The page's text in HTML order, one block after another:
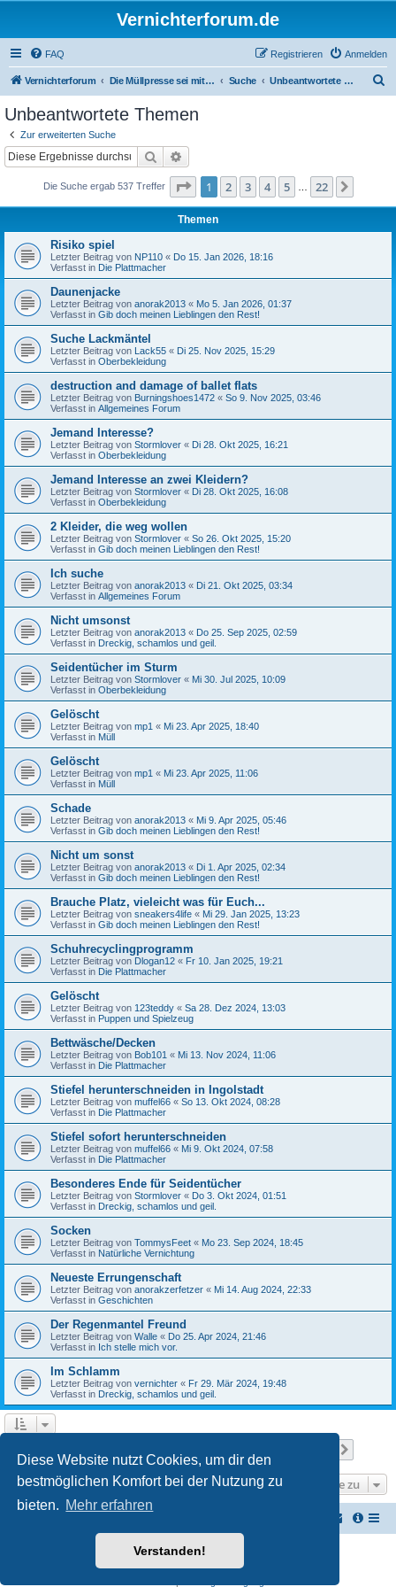
Diese Website nutzt Cookies, um dir den
bestmöglichen Komfort bei der Nutzung zu
bieten. Mehr erfahren
Verstanden!
Vernichterforum.de
FAQ Anmelden
Registrieren
Vernichterforum Die Müllpresse sei mit Dir... Suche Unbeantwortete Themen
Unbeantwortete Themen
Zur erweiterten Suche
Suche
Die Suche ergab 537 Treffer Seite 1von 22
1 2 3 4 5 22
Themen
Risiko spiel
Letzter Beitrag von NP110 « Do 15. Jan 2026, 18:16
Verfasst in Die Plattmacher
Daunenjacke
Letzter Beitrag von anorak2013 « Mo 5. Jan 2026, 01:37
Verfasst in Gib doch meinen Lieblingen den Rest!
Suche Lackmäntel
Letzter Beitrag von Lack55 « Di 25. Nov 2025, 15:29
Verfasst in Oberbekleidung
destruction and damage of ballet flats
Letzter Beitrag von Burningshoes1472 « So 9. Nov 2025, 03:46
Verfasst in Allgemeines Forum
Jemand Interesse?
Letzter Beitrag von Stormlover « Di 28. Okt 2025, 16:21
Verfasst in Oberbekleidung
Jemand Interesse an zwei Kleidern?
Letzter Beitrag von Stormlover « Di 28. Okt 2025, 16:08
Verfasst in Oberbekleidung
2 Kleider, die weg wollen
Letzter Beitrag von Stormlover « So 26. Okt 2025, 15:20
Verfasst in Gib doch meinen Lieblingen den Rest!
Ich suche
Letzter Beitrag von anorak2013 « Di 21. Okt 2025, 03:34
Verfasst in Allgemeines Forum
Nicht umsonst
Letzter Beitrag von anorak2013 « Do 25. Sep 2025, 02:59
Verfasst in Dreckig, schamlos und geil.
Seidentücher im Sturm
Letzter Beitrag von Stormlover « Mi 30. Jul 2025, 10:09
Verfasst in Oberbekleidung
Gelöscht
Letzter Beitrag von mp1 « Mi 23. Apr 2025, 18:40
Verfasst in Müll
Gelöscht
Letzter Beitrag von mp1 « Mi 23. Apr 2025, 11:06
Verfasst in Müll
Schade
Letzter Beitrag von anorak2013 « Mi 9. Apr 2025, 05:46
Verfasst in Gib doch meinen Lieblingen den Rest!
Nicht um sonst
Letzter Beitrag von anorak2013 « Di 1. Apr 2025, 02:34
Verfasst in Gib doch meinen Lieblingen den Rest!
Brauche Platz, vieleicht was für Euch...
Letzter Beitrag von sneakers4life « Mi 29. Jan 2025, 13:23
Verfasst in Gib doch meinen Lieblingen den Rest!
Schuhrecyclingprogramm
Letzter Beitrag von Dlogan12 « Fr 10. Jan 2025, 19:21
Verfasst in Die Plattmacher
Gelöscht
Letzter Beitrag von 123teddy « Sa 28. Dez 2024, 13:03
Verfasst in Puppen und Spielzeug
Bettwäsche/Decken
Letzter Beitrag von Bob101 « Mi 13. Nov 2024, 11:06
Verfasst in Die Plattmacher
Stiefel herunterschneiden in Ingolstadt
Letzter Beitrag von muffel66 « So 13. Okt 2024, 08:28
Verfasst in Die Plattmacher
Stiefel sofort herunterschneiden
Letzter Beitrag von muffel66 « Mi 9. Okt 2024, 07:58
Verfasst in Die Plattmacher
Besonderes Ende für Seidentücher
Letzter Beitrag von Stormlover « Do 3. Okt 2024, 01:51
Verfasst in Dreckig, schamlos und geil.
Socken
Letzter Beitrag von TommysFeet « Mo 23. Sep 2024, 18:45
Verfasst in Natürliche Vernichtung
Neueste Errungenschaft
Letzter Beitrag von anorakzerfetzer « Mi 14. Aug 2024, 22:33
Verfasst in Geschichten
Der Regenmantel Freund
Letzter Beitrag von Walle « Do 25. Apr 2024, 21:46
Verfasst in Ich stelle mich vor.
Im Schlamm
Letzter Beitrag von vernichter « Fr 29. Mär 2024, 19:48
Verfasst in Dreckig, schamlos und geil.
Gehe zu
Powered byphpBB® Forum Software © phpBB Limited
phpBB.de